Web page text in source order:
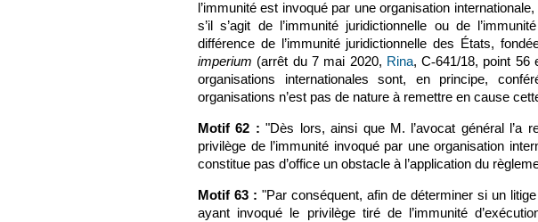
l’immunité est invoqué par une organisation
s’il s’agit de l’immunité juridictionnelle ou de
différence de l’immunité juridictionnelle des États,
imperium (arrêt du 7 mai 2020, Rina, C‑641/18, point 56
organisations internationales sont, en principe,
organisations n’est pas de nature à remettre en cause
Motif 62 : "Dès lors, ainsi que M. l’avocat général l’a
privilège de l’immunité invoqué par une organisation
constitue pas d’office un obstacle à l’application du
Motif 63 : "Par conséquent, afin de déterminer si un
ayant invoqué le privilège tiré de l’immunité